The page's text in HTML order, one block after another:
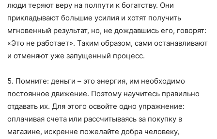
люди теряют веру на полпути к богатству. Они
прикладывают большие усилия и хотят получить
мгновенный результат, но, не дождавшись его, говорят:
«Это не работает». Таким образом, сами останавливают
и отменяют уже запущенный процесс.
5. Помните: деньги – это энергия, им необходимо
постоянное движение. Поэтому научитесь правильно
отдавать их. Для этого освойте одно упражнение:
оплачивая счета или рассчитываясь за покупку в
магазине, искренне пожелайте добра человеку,